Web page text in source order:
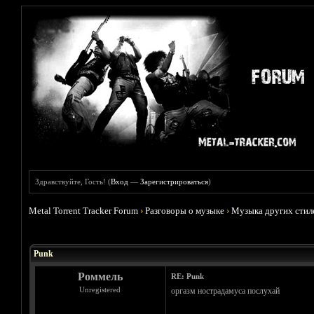
Здравствуйте, Гость! (Вход —Зарегистрироваться)
Metal Torrent Tracker Forum ›Разговоры о музыке ›Музыка других
Punk
Роммель
Unregistered
RE: Punk
оргазм нострадамуса послухай